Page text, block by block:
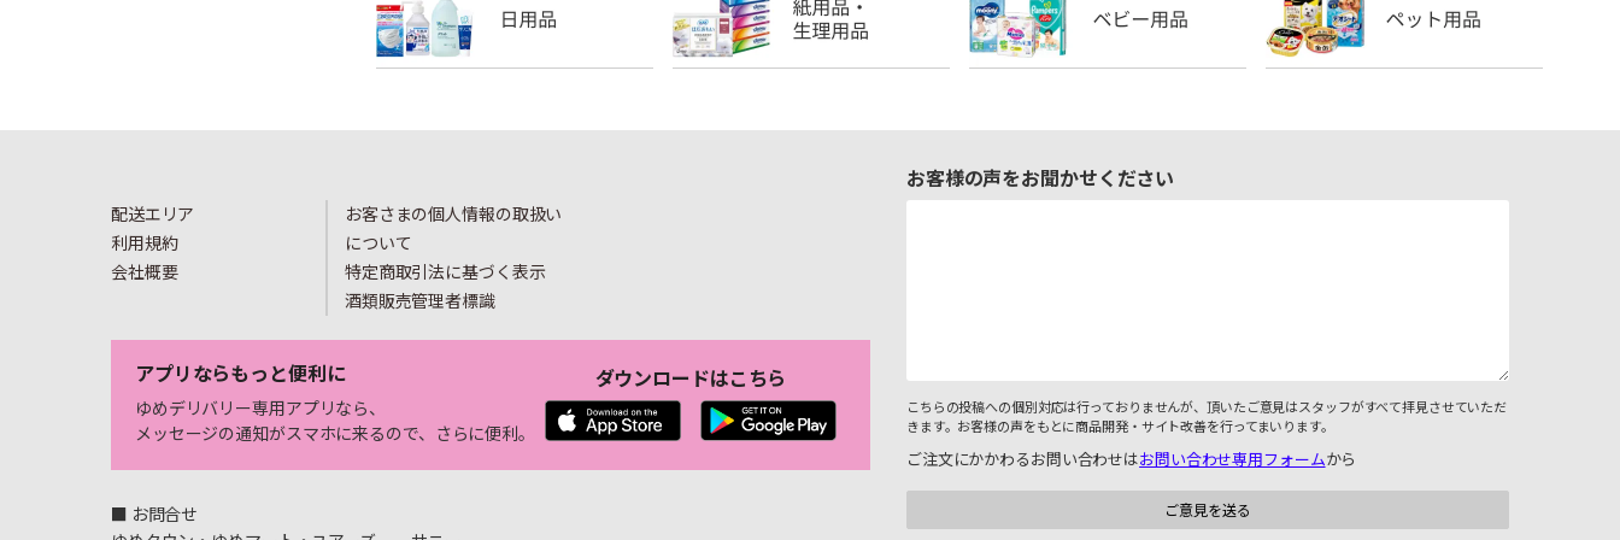
配送エリア
利用規約
会社概要
お客さまの個人情報の取扱い
について
特定商取引法に基づく表示
酒類販売管理者標識
アプリならもっと便利に
ゆめデリバリー専用アプリなら、
メッセージの通知がスマホに来るので、さらに便利。
ダウンロードはこちら
■ お問合せ
お客様の声をお聞かせください
こちらの投稿への個別対応は行っておりませんが、頂いたご意見はスタッフがすべて拝見させていただ
きます。お客様の声をもとに商品開発・サイト改善を行ってまいります。
ご注文にかかわるお問い合わせはお問い合わせ専用フォームから